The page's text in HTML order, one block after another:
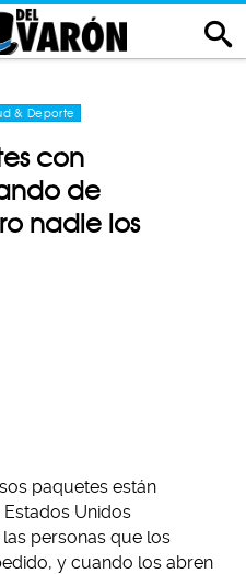
& Deporte
con
de
nadie los
paquetes están
Unidos
personas que los
y cuando los abren